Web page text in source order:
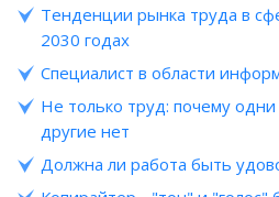
Тенденции рынка труда в
2030 годах
Специалист в области
Не только труд: почему одни
другие нет
Должна ли работа быть